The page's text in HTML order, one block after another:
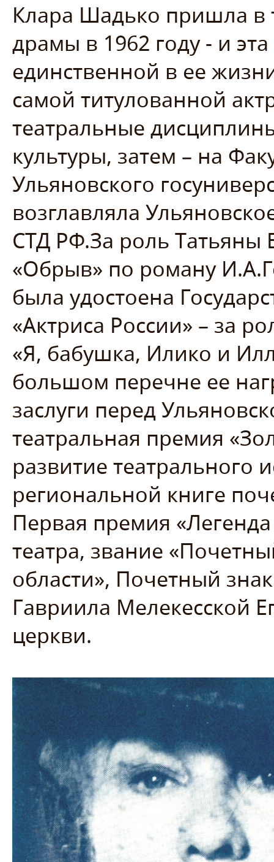
Клара Шадько пришла в
драмы в 1962 году - и
единственной в ее
самой титулованной
театральные
культуры, затем – на
Ульяновского
возглавляла
СТД РФ.За роль Татьяны
«Обрыв» по роману
была удостоена
«Актриса России» – за
«Я, бабушка, Илико и
большом перечне ее
заслуги перед
театральная премия
развитие театрального
региональной книге
Первая премия
театра, звание
области», Почетный
Гавриила Мелекесской
церкви.